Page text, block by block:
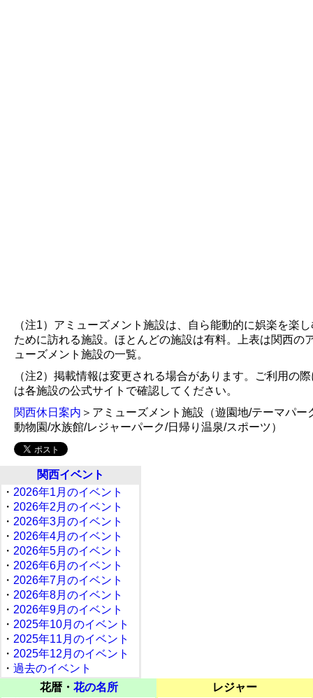
（注1）アミューズメント施設は、自ら能動的に娯楽を楽
ために訪れる施設。ほとんどの施設は有料。上表は関西の
ューズメント施設の一覧。
（注2）掲載情報は変更される場合があります。ご利用の
は各施設の公式サイトで確認してください。
関西休日案内 ＞アミューズメント施設（遊園地/テーマパー
動物園/水族館/レジャーパーク/日帰り温泉/スポーツ）
関西イベント
・ 2026年1月のイベント
・ 2026年2月のイベント
・ 2026年3月のイベント
・ 2026年4月のイベント
・ 2026年5月のイベント
・ 2026年6月のイベント
・ 2026年7月のイベント
・ 2026年8月のイベント
・ 2026年9月のイベント
・ 2025年10月のイベント
・ 2025年11月のイベント
・ 2025年12月のイベント
・ 過去のイベント
花暦・ 花の名所
レジャー